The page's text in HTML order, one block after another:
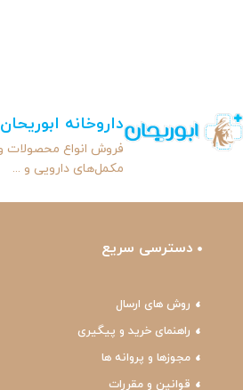
داروخانه ابوریحان
مکمل‌های دارویی و ...
دسترسی سریع
روش های ارسال
راهنمای خرید و پیگیری
مجوزها و پروانه ها
قوانین و مقررات